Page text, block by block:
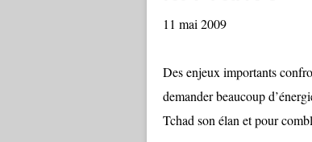
11 mai 2009
Des enjeux importants
demander beaucoup
Tchad son élan et pour